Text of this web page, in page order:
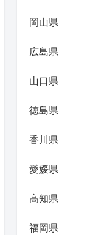
岡山県
広島県
山口県
徳島県
香川県
愛媛県
高知県
福岡県